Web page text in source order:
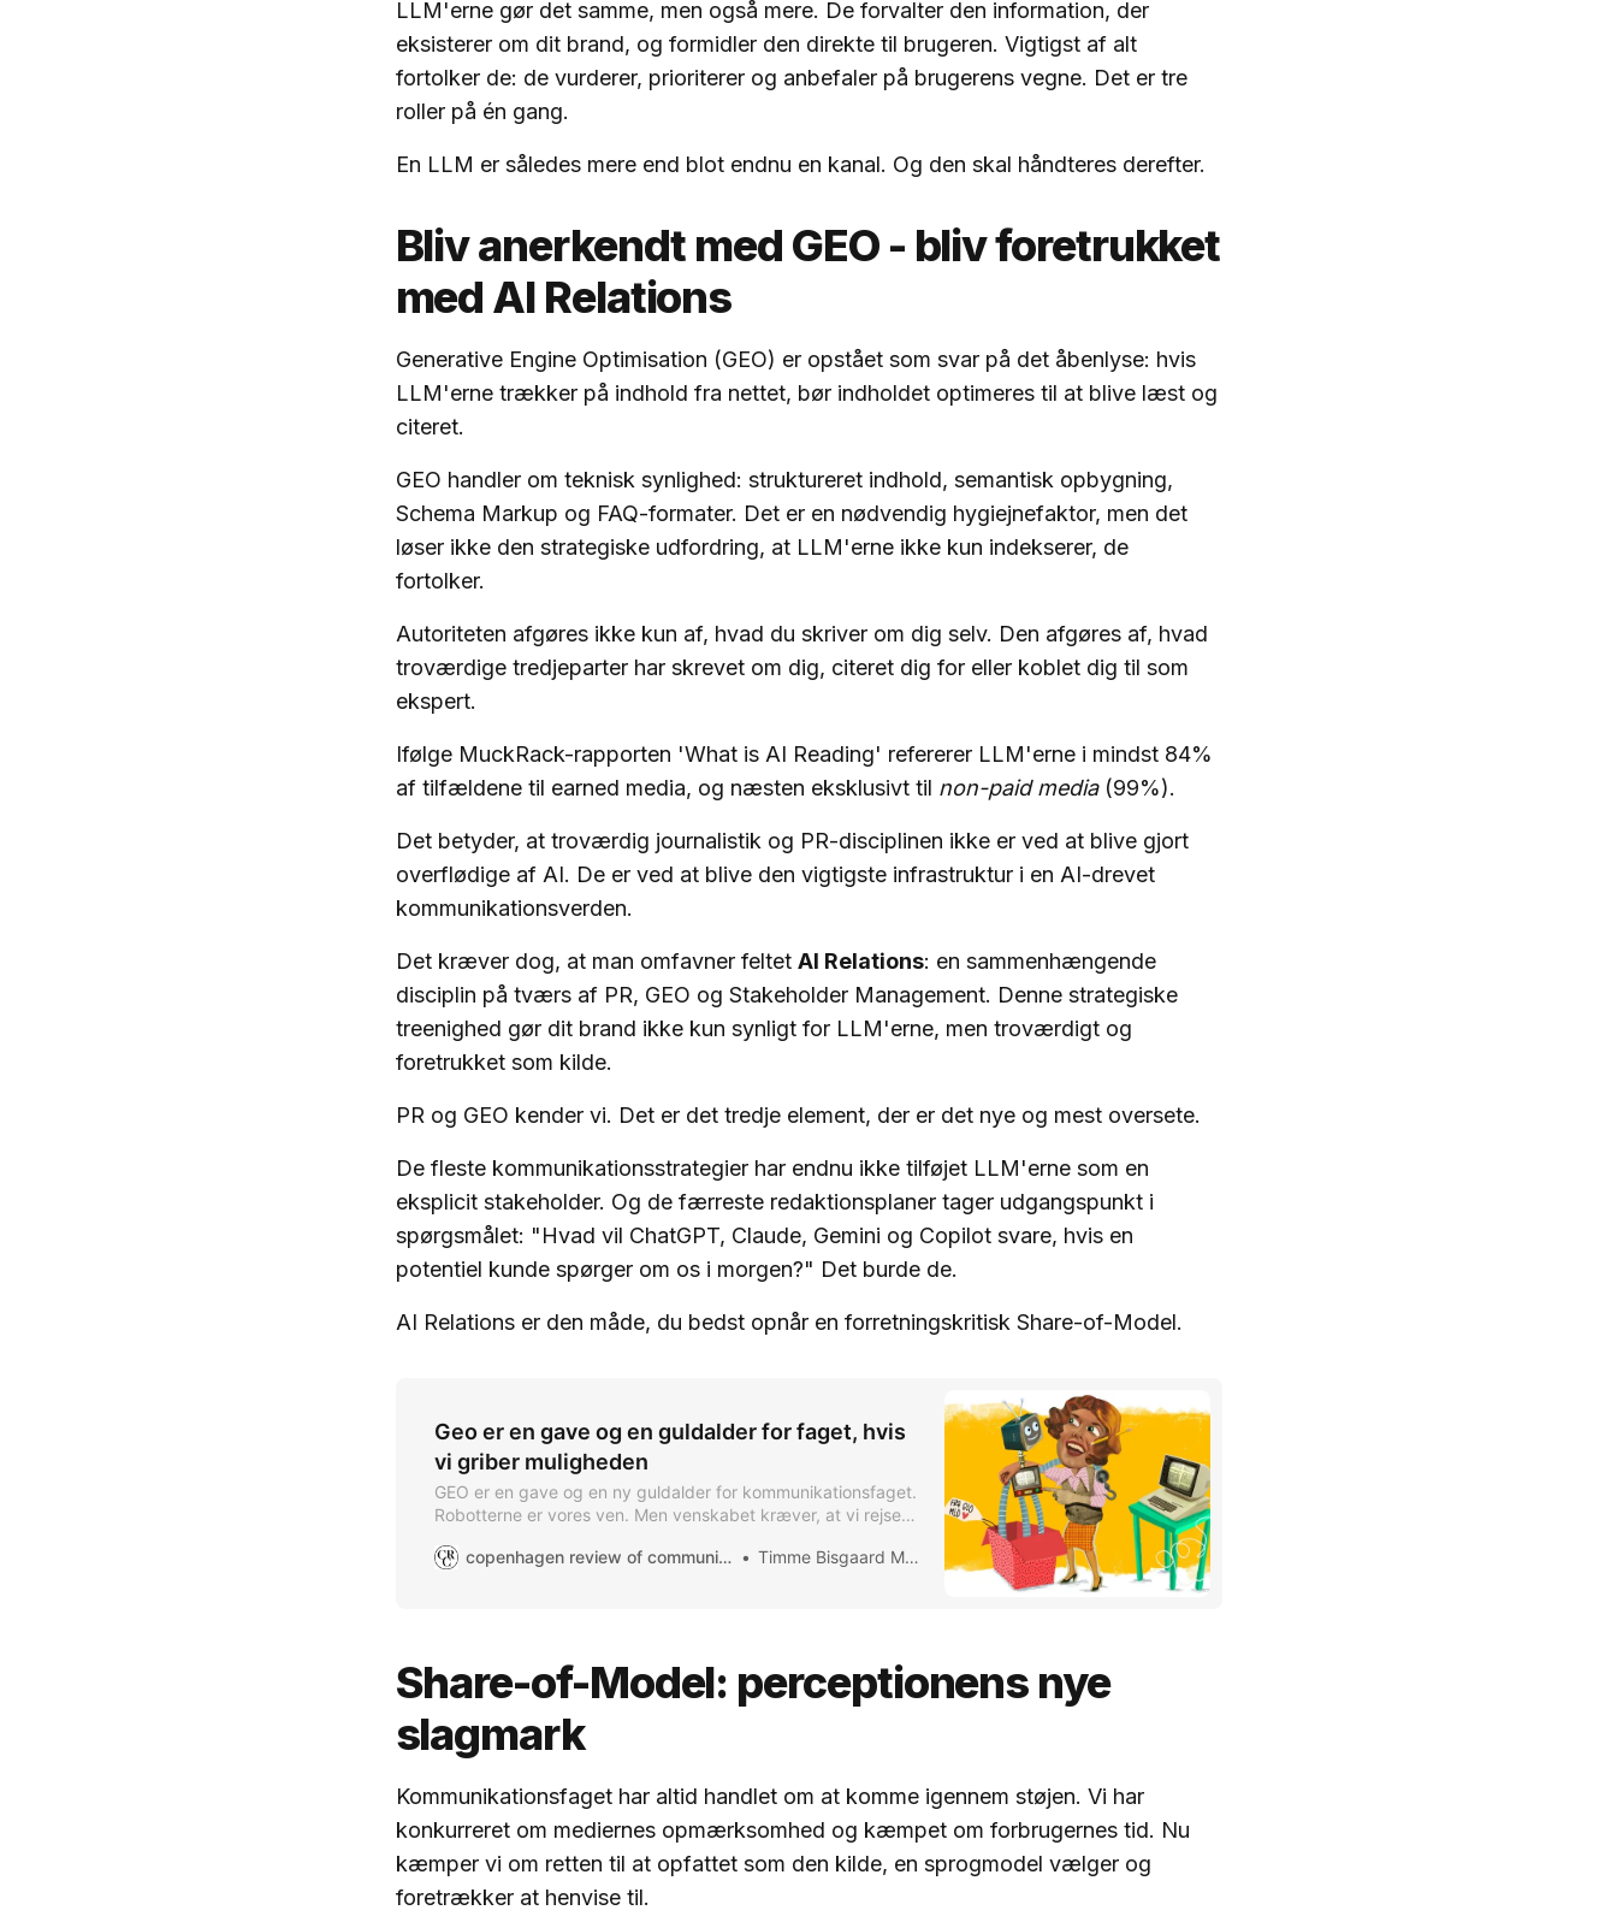
LLM'erne gør det samme, men også mere. De forvalter den information, der
eksisterer om dit brand, og formidler den direkte til brugeren. Vigtigst af alt
fortolker de: de vurderer, prioriterer og anbefaler på brugerens vegne. Det er tre
roller på én gang.
En LLM er således mere end blot endnu en kanal. Og den skal håndteres derefter.
Bliv anerkendt med GEO - bliv foretrukket
med AI Relations
Generative Engine Optimisation (GEO) er opstået som svar på det åbenlyse: hvis
LLM'erne trækker på indhold fra nettet, bør indholdet optimeres til at blive læst og
citeret.
GEO handler om teknisk synlighed: struktureret indhold, semantisk opbygning,
Schema Markup og FAQ-formater. Det er en nødvendig hygiejnefaktor, men det
løser ikke den strategiske udfordring, at LLM'erne ikke kun indekserer, de
fortolker.
Autoriteten afgøres ikke kun af, hvad du skriver om dig selv. Den afgøres af, hvad
troværdige tredjeparter har skrevet om dig, citeret dig for eller koblet dig til som
ekspert.
Ifølge MuckRack-rapporten 'What is AI Reading' refererer LLM'erne i mindst 84%
af tilfældene til earned media, og næsten eksklusivt til non-paid media(99%).
Det betyder, at troværdig journalistik og PR-disciplinen ikke er ved at blive gjort
overflødige af AI. De er ved at blive den vigtigste infrastruktur i en AI-drevet
kommunikationsverden.
Det kræver dog, at man omfavner feltet AI Relations: en sammenhængende
disciplin på tværs af PR, GEO og Stakeholder Management. Denne strategiske
treenighed gør dit brand ikke kun synligt for LLM'erne, men troværdigt og
foretrukket som kilde.
PR og GEO kender vi. Det er det tredje element, der er det nye og mest oversete.
De fleste kommunikationsstrategier har endnu ikke tilføjet LLM'erne som en
eksplicit stakeholder. Og de færreste redaktionsplaner tager udgangspunkt i
spørgsmålet: "Hvad vil ChatGPT, Claude, Gemini og Copilot svare, hvis en
potentiel kunde spørger om os i morgen?" Det burde de.
AI Relations er den måde, du bedst opnår en forretningskritisk Share-of-Model.
Geo er en gave og en guldalder for faget, hvis
vi griber muligheden
GEO er en gave og en ny guldalder for kommunikationsfaget.
Robotterne er vores ven. Men venskabet kræver, at vi rejser
den. Her får du en artikel, der overbeviser dig, plus link til en
copenhagen review of communication Timme Bisgaard Munk
Share-of-Model: perceptionens nye
slagmark
Kommunikationsfaget har altid handlet om at komme igennem støjen. Vi har
konkurreret om mediernes opmærksomhed og kæmpet om forbrugernes tid. Nu
kæmper vi om retten til at opfattet som den kilde, en sprogmodel vælger og
foretrækker at henvise til.